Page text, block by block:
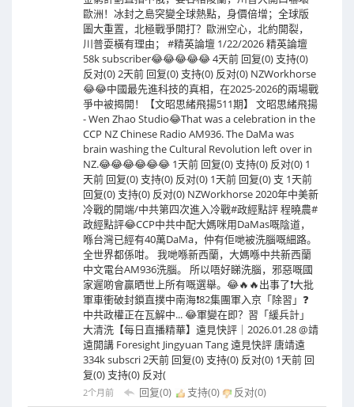
歐洲！冰封之島突變全球熱點，身價倍增；全球版
圖大重置，北極戰爭開打？歐洲空心，北約開裂，
川普耍橫有理由； #精英論壇 1/22/2026 精英論壇
58k subscriber😂😂😂😂😂 4天前 回复(0) 支持(0)
反对(0) 2天前 回复(0) 支持(0) 反对(0) NZWorkhorse
😂😂中國最先進科技的真相，在2025-2026的兩場戰
爭中被揭開！【文昭思緒飛揚511期】 文昭思緒飛揚
- Wen Zhao Studio😂That was a celebration in the
CCP NZ Chinese Radio AM936. The DaMa was
brain washing the Cultural Revolution left over in
NZ.😂😂😂😂😂😂 1天前 回复(0) 支持(0) 反对(0) 1
天前 回复(0) 支持(0) 反对(0) 1天前 回复(0) 支 1天前
回复(0) 支持(0) 反对(0) NZWorkhorse 2020年中美新
冷戰的開端/中共第四次進入冷戰#政經點評 程曉農#
政經點評😂CCP中共中配大媽咪用DaMas嘅陰道，
喺台灣已經有40萬DaMa，仲有佢哋被洗腦嘅細路。
全世界都係咁。 我哋喺新西蘭，大媽喺中共新西蘭
中文電台AM936洗腦。 所以唔好睇洗腦，邪惡嘅國
家遲啲會贏晒世上所有嘅選舉。😂🔥🔥出事了❗大批
軍車衝破封鎖直撲中南海❗82集團軍入京「除習」❓
中共政權正在瓦解中... 😂軍變在即？習「緩兵計」
大清洗【每日直播精華】遠見快評｜2026.01.28 @靖
遠開講 Foresight Jingyuan Tang 遠見快評 唐靖遠
334k subscri 2天前 回复(0) 支持(0) 反对(0) 1天前 回
复(0) 支持(0) 反对(
2个月前 回复(0) 支持(0) 反对(0)